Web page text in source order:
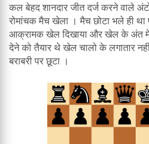
कल बेहद शानदार जीत दर्ज करने वाले
रोमांचक मैच खेला । मैच छोटा भले ही
आक्रामक खेल दिखाया और खेल के अंत में
देने को तैयार थे खेल चालो के लगातार
बराबरी पर छूटा ।